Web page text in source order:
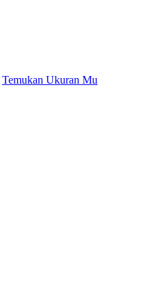
Temukan Ukuran Mu